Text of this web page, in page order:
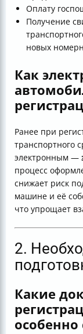
Оплату
Получение
новых
Как
Ранее при
транспортного
электронным —
процесс
снижает риск
машине и её
что упрощает
2.
Какие
особенно